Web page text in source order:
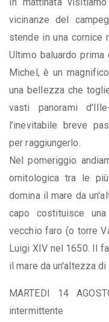
In mattinata
vicinanze del
stende in una cornice
Ultimo baluardo
Michel, è un
una bellezza che
vasti panorami
l’inevitabile breve
per raggiungerlo.
Nel pomeriggio
ornitologica tra le
domina il mare da
capo costituisce
vecchio faro (o torre
Luigi XIV nel 1650. Il
il mare da un'altezza di
MARTEDI 14
intermittente